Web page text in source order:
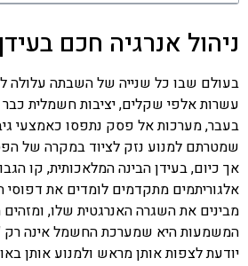
ניהול אנרגיה חכם
בעולם שבו כל שנייה של השבתה עלולה
עשרות אלפי שקלים, יציבות חשמלית
בעבר, מערכות אל פסק נתפסו כאמצעי
שמטרתם למנוע נזק לציוד במקרה של
אך כיום, בעידן הבינה המלאכותית, קו
אלגוריתמים מתקדמים לומדים את
מבינים את השגרה האנרגטית שלו,
המשמעות היא שמערכת החשמל אינה רק
יודעת לצפות אותן מראש ולמנוע אותן